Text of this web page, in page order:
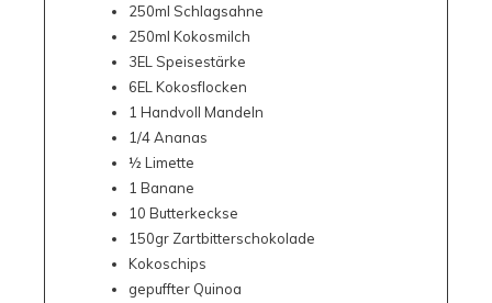
250ml Schlagsahne
250ml Kokosmilch
3EL Speisestärke
6EL Kokosflocken
1 Handvoll Mandeln
1/4 Ananas
½ Limette
1 Banane
10 Butterkeckse
150gr Zartbitterschokolade
Kokoschips
gepuffter Quinoa